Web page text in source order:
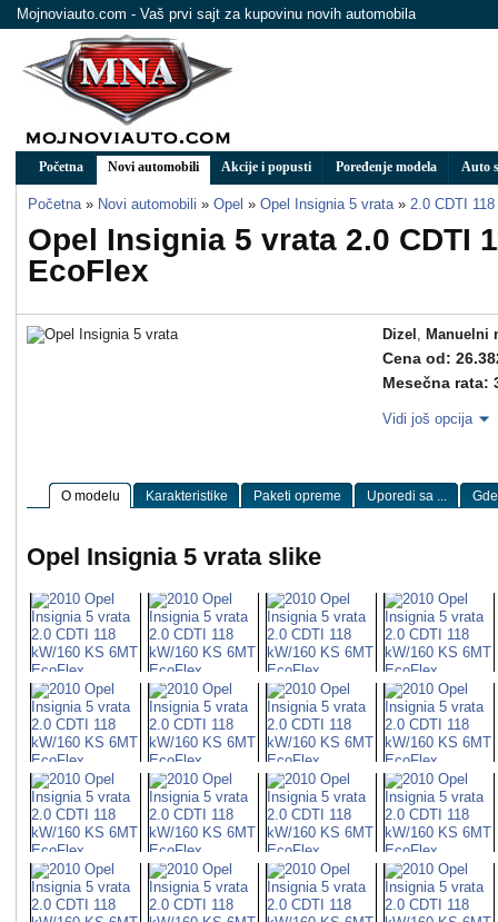
Mojnoviauto.com - Vaš prvi sajt za kupovinu novih automobila
Početna Novi automobili Akcije i popusti Poređenje modela Auto
Početna » Novi automobili » Opel » Opel Insignia 5 vrata » 2.0 CDTI
Opel Insignia 5 vrata 2.0 CDTI
EcoFlex
Dizel , Manuelni
Cena od:
Mesečna rata:
Vidi još opcija
O modelu Karakteristike Paketi opreme Uporedi sa ...
Opel Insignia 5 vrata slike